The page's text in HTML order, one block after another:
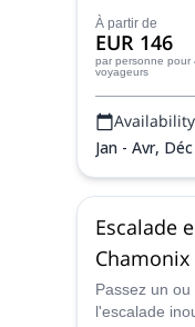
piste dans la
France.
À partir de
EUR 146
par personne pour
voyageurs
Jan - Avr, Déc
Escalade
Chamonix
Passez un
l'escalade